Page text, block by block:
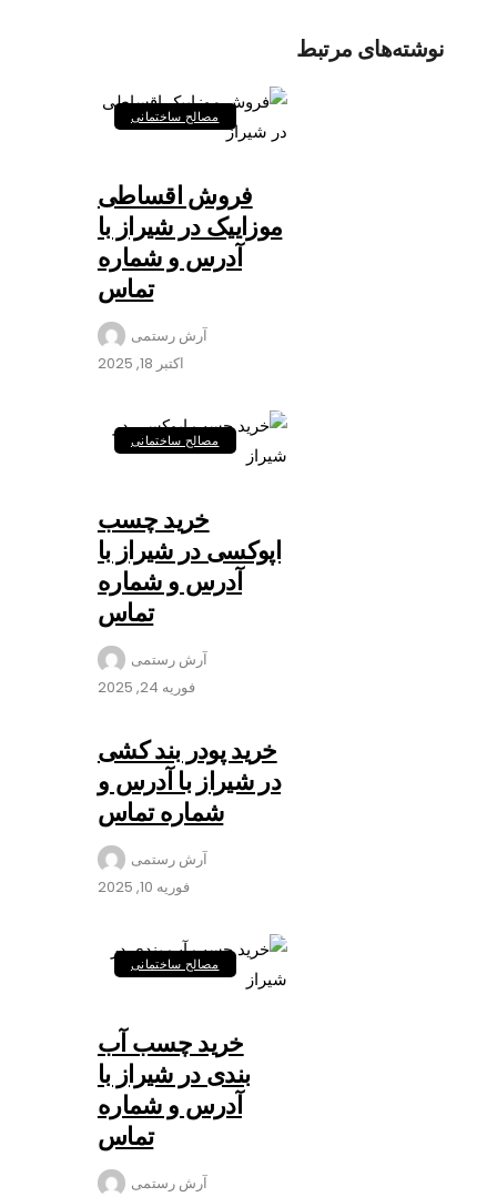
نوشته‌های مرتبط
مصالح ساختمانی
فروش اقساطی
موزاییک در شیراز با
آدرس و شماره
تماس
آرش رستمی
اکتبر 18, 2025
مصالح ساختمانی
خرید چسب
اپوکسی در شیراز با
آدرس و شماره
تماس
آرش رستمی
فوریه 24, 2025
خرید پودر بند کشی
در شیراز با آدرس و
شماره تماس
آرش رستمی
فوریه 10, 2025
مصالح ساختمانی
خرید چسب آب
بندی در شیراز با
آدرس و شماره
تماس
آرش رستمی